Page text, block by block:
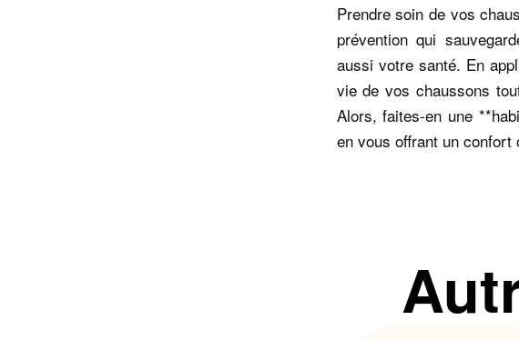
Prendre soin de vos
prévention qui
aussi votre santé. En
vie de vos chaussons
Alors, faites-en une
en vous offrant un